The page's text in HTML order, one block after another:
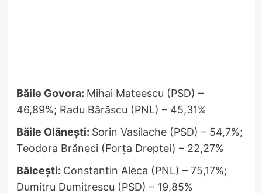
Băile Govora: Mihai Mateescu (PSD) –
46,89%; Radu Bărăscu (PNL) – 45,31%
Băile Olănești: Sorin Vasilache (PSD) – 54,7%;
Teodora Brăneci (Forța Dreptei) – 22,27%
Bălcești: Constantin Aleca (PNL) – 75,17%;
Dumitru Dumitrescu (PSD) – 19,85%